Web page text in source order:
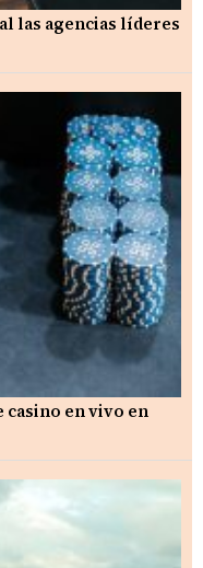
las agencias líderes
casino en vivo en